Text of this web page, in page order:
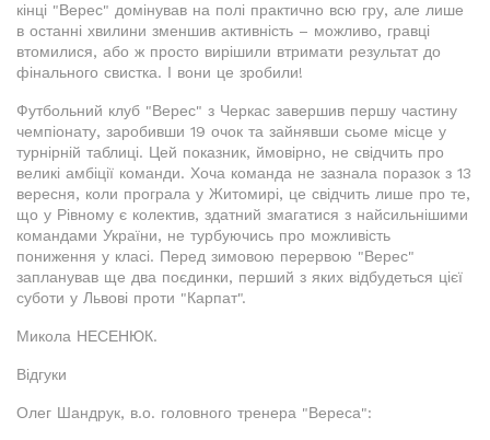
кінці "Верес" домінував на полі практично всю гру, але лише
в останні хвилини зменшив активність – можливо, гравці
втомилися, або ж просто вирішили втримати результат до
фінального свистка. І вони це зробили!
Футбольний клуб "Верес" з Черкас завершив першу частину
чемпіонату, заробивши 19 очок та зайнявши сьоме місце у
турнірній таблиці. Цей показник, ймовірно, не свідчить про
великі амбіції команди. Хоча команда не зазнала поразок з 13
вересня, коли програла у Житомирі, це свідчить лише про те,
що у Рівному є колектив, здатний змагатися з найсильнішими
командами України, не турбуючись про можливість
пониження у класі. Перед зимовою перервою "Верес"
запланував ще два поєдинки, перший з яких відбудеться цієї
суботи у Львові проти "Карпат".
Микола НЕСЕНЮК.
Відгуки
Олег Шандрук, в.о. головного тренера "Вереса":